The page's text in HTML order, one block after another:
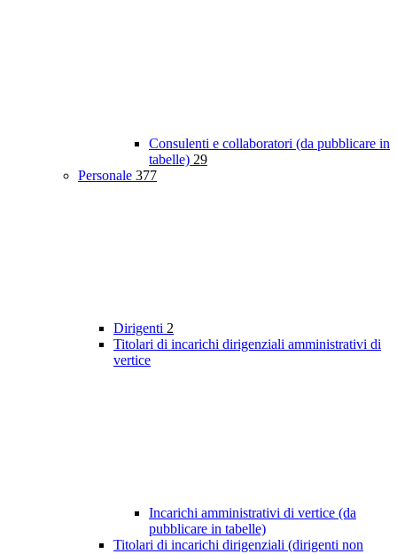
Consulenti e collaboratori (da pubblicare in
tabelle) 29
Personale 377
Dirigenti 2
Titolari di incarichi dirigenziali amministrativi di
vertice
Incarichi amministrativi di vertice (da
pubblicare in tabelle)
Titolari di incarichi dirigenziali (dirigenti non